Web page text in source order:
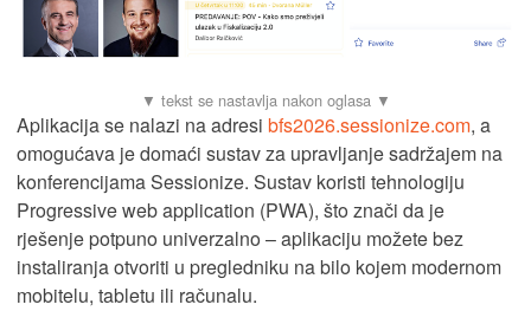
Aplikacija se nalazi na adresi bfs2026.sessionize.com, a
omogućava je domaći sustav za upravljanje sadržajem na
konferencijama Sessionize. Sustav koristi tehnologiju
Progressive web application (PWA), što znači da je
rješenje potpuno univerzalno – aplikaciju možete bez
instaliranja otvoriti u pregledniku na bilo kojem modernom
mobitelu, tabletu ili računalu.